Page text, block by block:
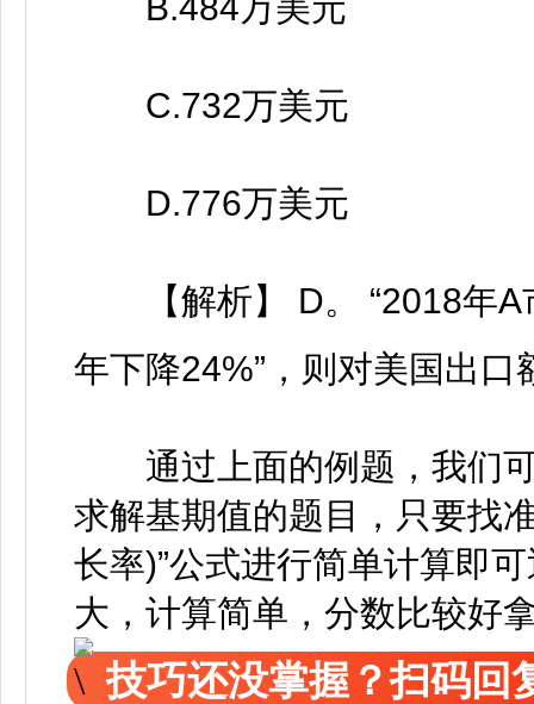
C.732万美元
D.776万美元
【解析】 D。 “2018年A
年下降24%”，则对美国出口
通过上面的例题，我们可
求解基期值的题目，只要找
长率)”公式进行简单计算即
大，计算简单，分数比较好
技巧还没掌握？扫码回